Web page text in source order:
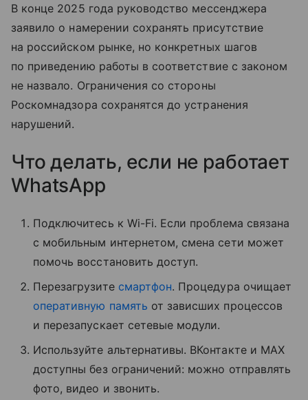
В конце 2025 года руководство мессенджера
заявило о намерении сохранять присутствие
на российском рынке, но конкретных шагов
по приведению работы в соответствие с законом
не назвало. Ограничения со стороны
Роскомнадзора сохранятся до устранения
нарушений.
Что делать, если не работает
WhatsApp
Подключитесь к Wi-Fi. Если проблема связана
с мобильным интернетом, смена сети может
помочь восстановить доступ.
Перезагрузите смартфон. Процедура очищает
оперативную память от зависших процессов
и перезапускает сетевые модули.
Используйте альтернативы. ВКонтакте и MAX
доступны без ограничений: можно отправлять
фото, видео и звонить.